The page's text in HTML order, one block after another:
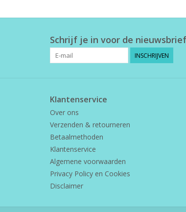
Schrijf je in voor de
INSCHRIJVEN
Klantenservice
Over ons
Verzenden & retourneren
Betaalmethoden
Klantenservice
Algemene voorwaarden
Privacy Policy en Cookies
Disclaimer